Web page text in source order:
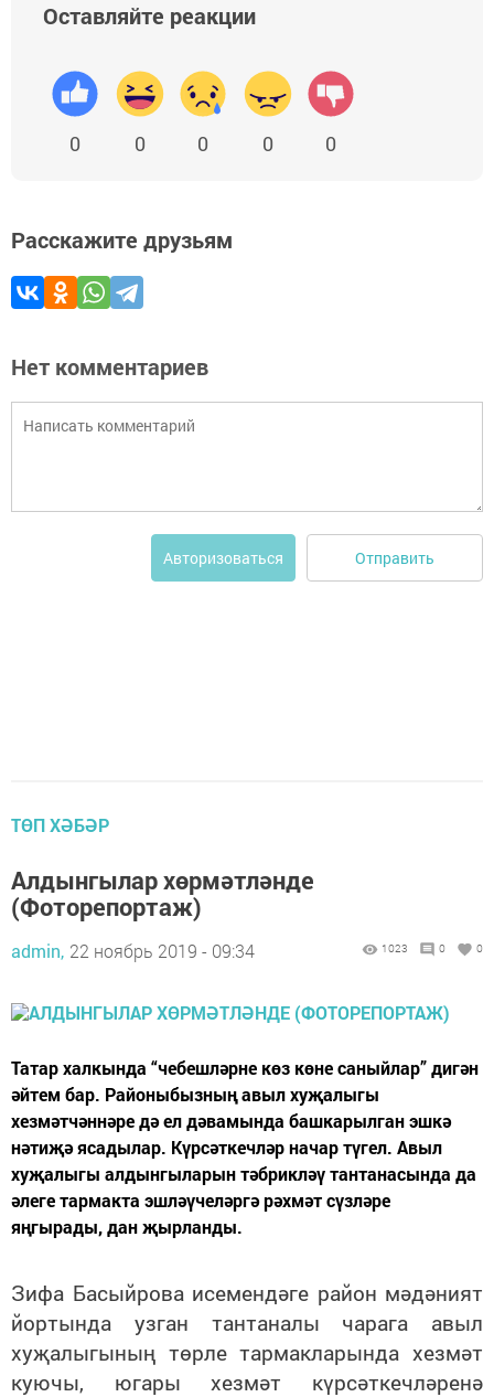
Оставляйте реакции
0 0 0 0 0
Расскажите друзьям
Нет комментариев
Авторизоваться Отправить
ТӨП ХӘБӘР
Алдынгылар хөрмәтләнде
(Фоторепортаж)
admin, 22 ноябрь 2019 - 09:34 1023 0 0
Татар халкында “чебешләрне көз көне саныйлар” дигән
әйтем бар. Районыбызның авыл хуҗалыгы
хезмәтчәннәре дә ел дәвамында башкарылган эшкә
нәтиҗә ясадылар. Күрсәткечләр начар түгел. Авыл
хуҗалыгы алдынгыларын тәбрикләү тантанасында да
әлеге тармакта эшләүчеләргә рәхмәт сүзләре
яңгырады, дан җырланды.
Зифа Басыйрова исемендәге район мәдәният
йортында узган тантаналы чарага авыл
хуҗалыгының төрле тармакларында хезмәт
куючы, югары хезмәт күрсәткечләренә